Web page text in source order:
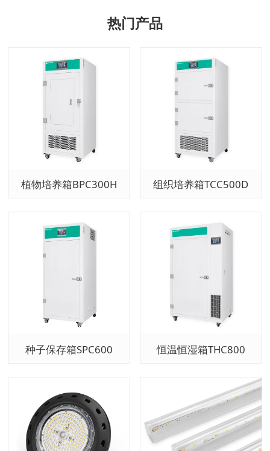
热门产品
植物培养箱BPC300H 组织培养箱TCC500D
种子保存箱SPC600 恒温恒湿箱THC800